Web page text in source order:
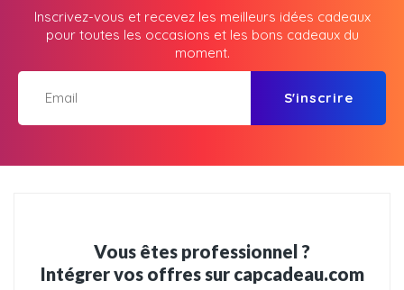
Inscrivez-vous et recevez les meilleurs idées cadeaux
pour toutes les occasions et les bons cadeaux du
moment.
S'inscrire
Vous êtes professionnel ?
Intégrer vos offres sur capcadeau.com